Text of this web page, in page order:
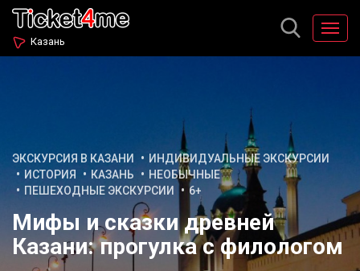
Казань
ЭКСКУРСИЯ В КАЗАНИ
ИНДИВИДУАЛЬНЫЕ ЭКСКУРСИИ
ИСТОРИЯ
КАЗАНЬ
НЕОБЫЧНЫЕ
ПЕШЕХОДНЫЕ ЭКСКУРСИИ
6+
Мифы и сказки древней
Казани: прогулка с филологом